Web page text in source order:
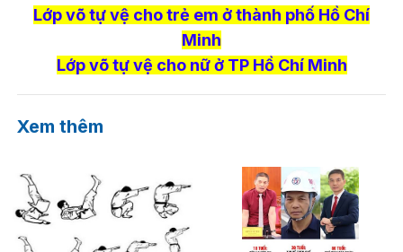
Lớp võ tự vệ cho trẻ em ở thành phố Hồ Chí
Minh
Lớp võ tự vệ cho nữ ở TP Hồ Chí Minh
Xem thêm